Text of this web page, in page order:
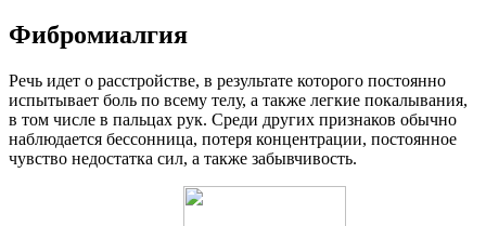
Фибромиалгия
Речь идет о расстройстве, в результате которого постоянно
испытывает боль по всему телу, а также легкие покалывания,
в том числе в пальцах рук. Среди других признаков обычно
наблюдается бессонница, потеря концентрации, постоянное
чувство недостатка сил, а также забывчивость.